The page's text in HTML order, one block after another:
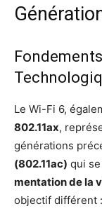
Le Wi-Fi 6,
802.11ax,
géné­ra­tions
(802.11ac) qui
men­ta­tion de la
objec­tif dif­fé­rent